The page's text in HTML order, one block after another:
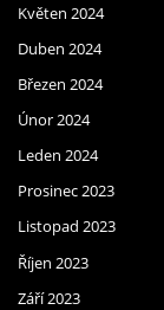
Květen 2024
Duben 2024
Březen 2024
Únor 2024
Leden 2024
Prosinec 2023
Listopad 2023
Říjen 2023
Září 2023